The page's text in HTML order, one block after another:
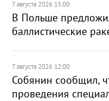
7 августа 2026 15:00
В Польше
баллистические
7 августа 2026 12:00
Собянин сообщил,
проведения